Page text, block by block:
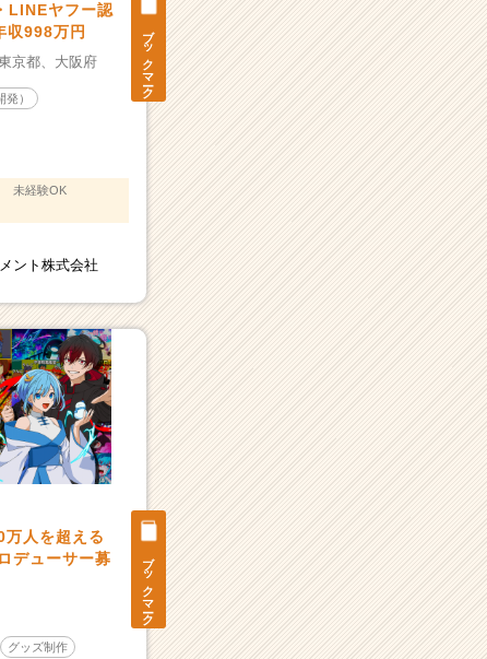
ブックマーク
LINEヤフー認
収998万円
京都、 大阪府
）
未経験OK
ント株式会社
ブックマーク
人を超える
デューサー募
グッズ制作